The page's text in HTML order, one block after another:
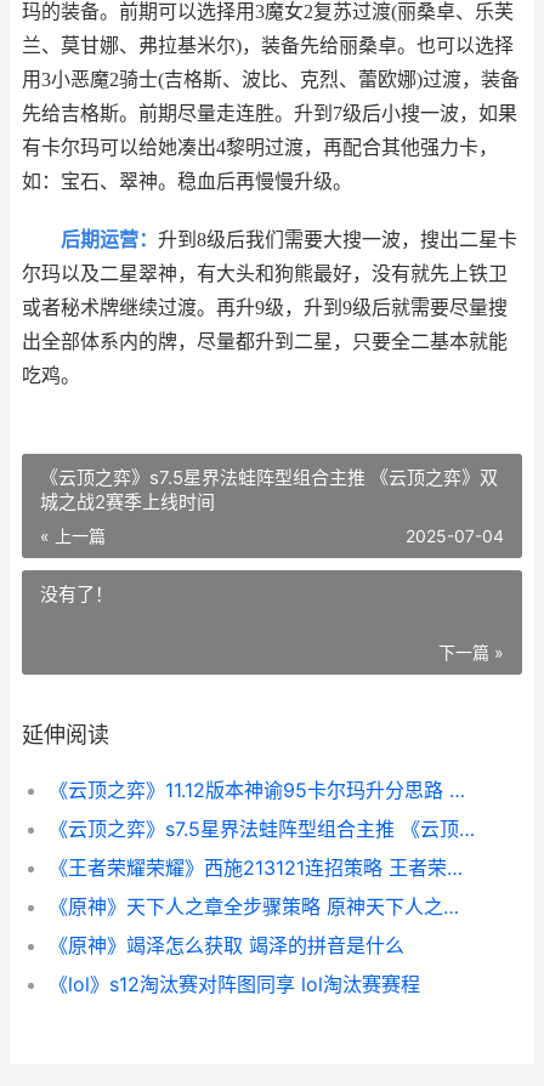
玛的装备。前期可以选择用3魔女2复苏过渡(丽桑卓、乐芙
兰、莫甘娜、弗拉基米尔)，装备先给丽桑卓。也可以选择
用3小恶魔2骑士(吉格斯、波比、克烈、蕾欧娜)过渡，装备
先给吉格斯。前期尽量走连胜。升到7级后小搜一波，如果
有卡尔玛可以给她凑出4黎明过渡，再配合其他强力卡，
如：宝石、翠神。稳血后再慢慢升级。
后期运营： 升到8级后我们需要大搜一波，搜出二星卡
尔玛以及二星翠神，有大头和狗熊最好，没有就先上铁卫
或者秘术牌继续过渡。再升9级，升到9级后就需要尽量搜
出全部体系内的牌，尽量都升到二星，只要全二基本就能
吃鸡。
《云顶之弈》s7.5星界法蛙阵型组合主推 《云顶之弈》双
城之战2赛季上线时间
« 上一篇 2025-07-04
没有了！
下一篇 »
延伸阅读
《云顶之弈》11.12版本神谕95卡尔玛升分思路 《云顶之弈》手游下载
《云顶之弈》s7.5星界法蛙阵型组合主推 《云顶之弈》双城之战2赛季上线时间
《王者荣耀荣耀》西施213121连招策略 王者荣耀荣耀之章命运篇
《原神》天下人之章全步骤策略 原神天下人之章怎么过
《原神》竭泽怎么获取 竭泽的拼音是什么
《lol》s12淘汰赛对阵图同享 lol淘汰赛赛程